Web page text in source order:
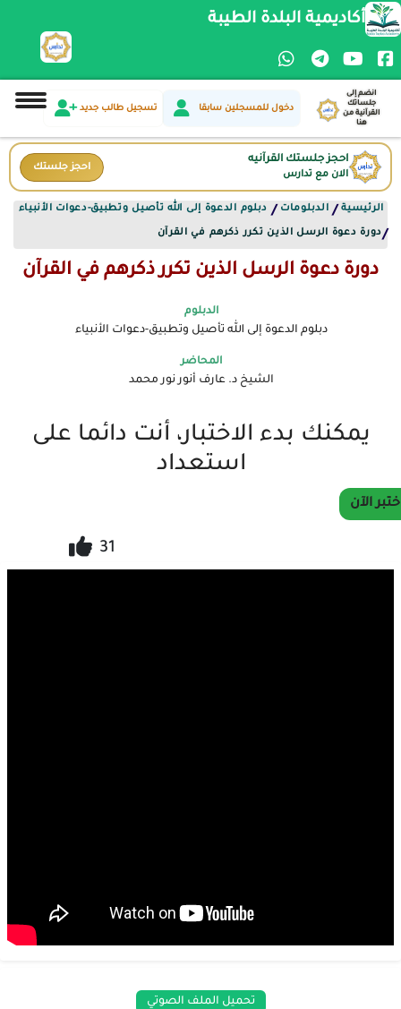
أكاديمية البلدة الطيبة
دخول للمسجلين سابقا تسجيل طالب جديد
انضم إلى
جلساتك
القرآنية من
هنا
احجز جلستك القرآنيه
الان مع تدارس
احجز جلستك
الرئيسية / الدبلومات / دبلوم الدعوة إلى الله تأصيل وتطبيق-دعوات الأنبياء
/دورة دعوة الرسل الذين تكرر ذكرهم في القرآن
دورة دعوة الرسل الذين تكرر ذكرهم في القرآن
الدبلوم
دبلوم الدعوة إلى الله تأصيل وتطبيق-دعوات الأنبياء
المحاضر
الشيخ د. عارف أنور نور محمد
يمكنك بدء الاختبار، أنت دائما على
استعداد
الآن
31
تحميل الملف الصوتي